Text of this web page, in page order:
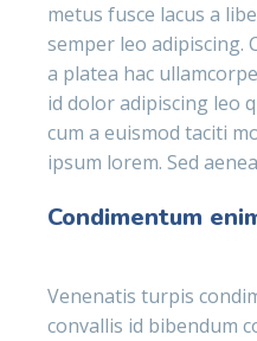
metus fusce lacus a
semper leo adipiscing.
a platea hac
id dolor adipiscing leo
cum a euismod taciti
ipsum lorem. Sed
Condimentum
Venenatis turpis
convallis id bibendum